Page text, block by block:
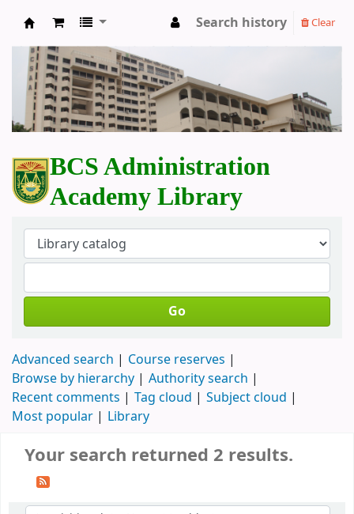
BCS Administration Academy Library
Search history Clear
BCS Administration
Academy Library
Go
Advanced search
Course reserves
Browse by hierarchy
Authority search
Recent comments
Tag cloud
Subject cloud
Most popular
Library
Your search returned 2 results.